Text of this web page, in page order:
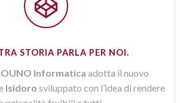
STORIA PARLA PER NOI.
Informatica adotta il nuovo
Isidoro sviluppato con l’idea di rendere